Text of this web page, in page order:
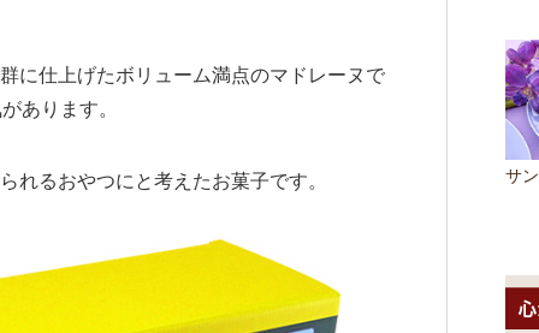
に仕上げたボリューム満点のマドレーヌで
あります。
れるおやつにと考えたお菓子です。 サ